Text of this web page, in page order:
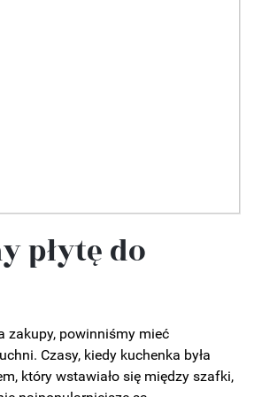
płytę do
zakupy, powinniśmy mieć
Czasy, kiedy kuchenka była
który wstawiało się między szafki,